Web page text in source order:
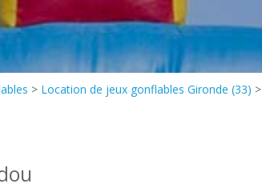
> Location de jeux gonflables Gironde (33) >